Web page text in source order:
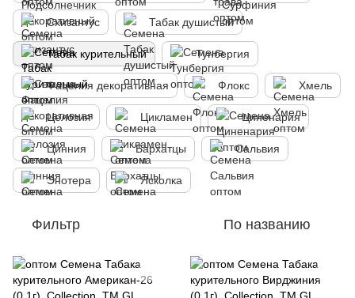
Схизантус Табак душистый
Табак курительный Тунбергия
Фацелия декоративная Флокс Хмель
Целозия Цикламен Циненария
Цинния Бархатцы Сальвия
Энотера Ясколка
Фильтр По названию